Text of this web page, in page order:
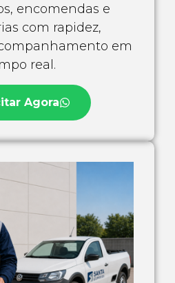
encomendas e
com rapidez,
em
real.
Agora